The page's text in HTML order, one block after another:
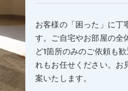
お客様の「困った」に丁
す。ご自宅やお部屋の全
ど1箇所のみのご依頼も
れもお任せください。お
案いたします。